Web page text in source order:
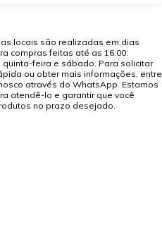
locais são realizadas em dias
compras feitas até as 16:00:
feira e sábado. Para solicitar
ou obter mais informações, entre
através do WhatsApp. Estamos
atendê-lo e garantir que você
no prazo desejado.